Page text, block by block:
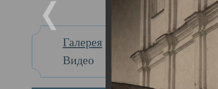
Галерея
Видео
Главная